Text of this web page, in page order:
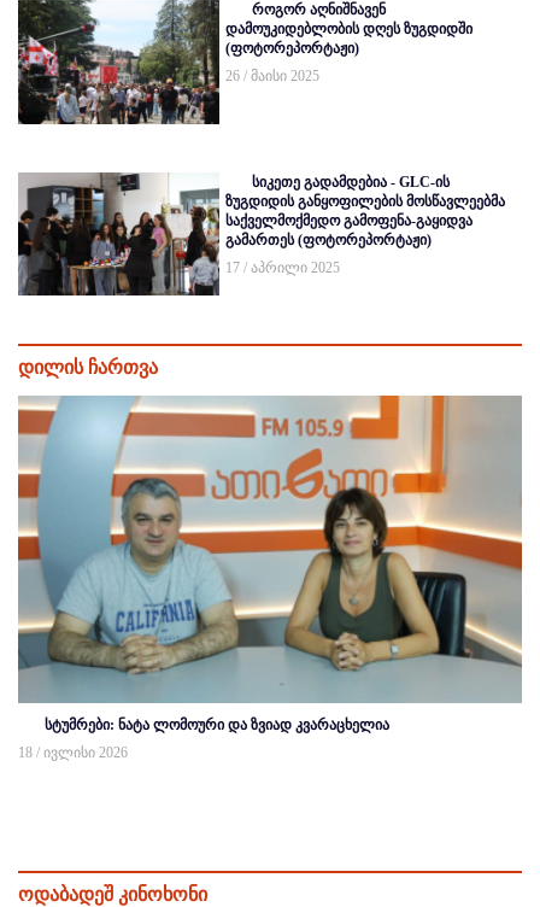
როგორ აღნიშნავენ
დამოუკიდებლობის დღეს ზუგდიდში
(ფოტორეპორტაჟი)
26 / მაისი 2025
სიკეთე გადამდებია - GLC-ის
ზუგდიდის განყოფილების მოსწავლეებმა
საქველმოქმედო გამოფენა-გაყიდვა
გამართეს (ფოტორეპორტაჟი)
17 / აპრილი 2025
დილის ჩართვა
სტუმრები: ნატა ლომოური და ზვიად კვარაცხელია
18 / ივლისი 2026
ოდაბადეშ კინოხონი